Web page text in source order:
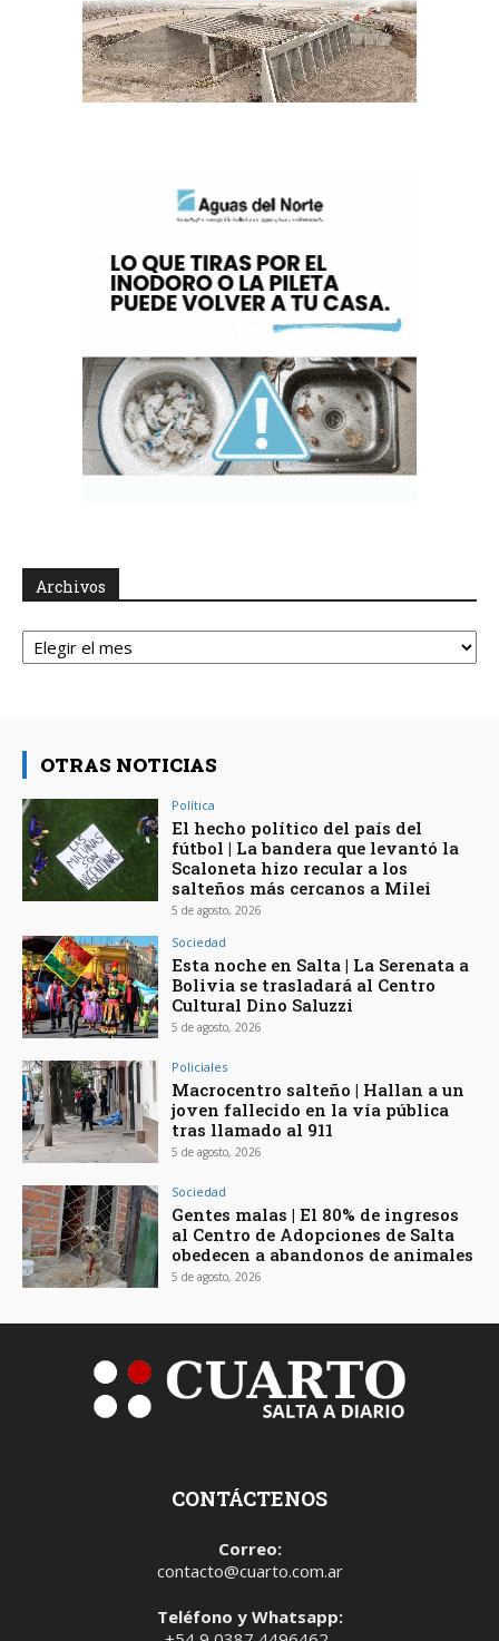
Archivos
Archivos
OTRAS NOTICIAS
Política
El hecho político del país del
fútbol | La bandera que levantó la
Scaloneta hizo recular a los
salteños más cercanos a Milei
5 de agosto, 2026
Sociedad
Esta noche en Salta | La Serenata a
Bolivia se trasladará al Centro
Cultural Dino Saluzzi
5 de agosto, 2026
Policiales
Macrocentro salteño | Hallan a un
joven fallecido en la vía pública
tras llamado al 911
5 de agosto, 2026
Sociedad
Gentes malas | El 80% de ingresos
al Centro de Adopciones de Salta
obedecen a abandonos de animales
5 de agosto, 2026
CONTÁCTENOS
Correo:
contacto@cuarto.com.ar
Teléfono y Whatsapp: